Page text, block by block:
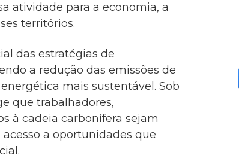
atividade para a economia, a
territórios.
das estratégias de
a redução das emissões de
mais sustentável. Sob
que trabalhadores,
à cadeia carbonífera sejam
a oportunidades que